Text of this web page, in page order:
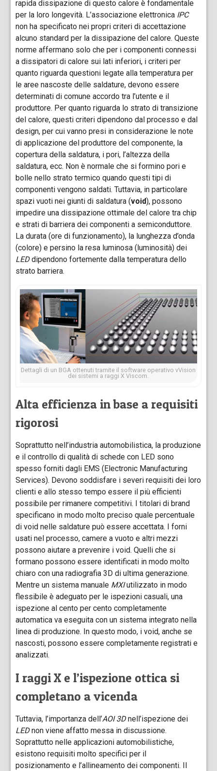
rapida dissipazione di questo calore è fondamentale
per la loro longevità. L’associazione elettronica IPC
non ha specificato nei propri criteri di accettazione
alcuno standard per la dissipazione del calore. Queste
norme affermano solo che per i componenti connessi
a dissipatori di calore sui lati inferiori, i criteri per
quanto riguarda questioni legate alla temperatura per
le aree nascoste delle saldature, devono essere
determinati di comune accordo tra l’utente e il
produttore. Per quanto riguarda lo strato di transizione
del calore, questi criteri dipendono dal processo e dal
design, per cui vanno presi in considerazione le note
di applicazione del produttore del componente, la
copertura della saldatura, i pori, l’altezza della
saldatura, ecc. Non è normale che si formino pori e
bolle nello strato termico quando questi tipi di
componenti vengono saldati. Tuttavia, in particolare
spazi vuoti nei giunti di saldatura (void), possono
impedire una dissipazione ottimale del calore tra chip
e strati di barriera dei componenti a semiconduttore.
La durata (ore di funzionamento), la lunghezza d’onda
(colore) e persino la resa luminosa (luminosità) dei
LEDdipendono fortemente dalla temperatura dello
strato barriera.
Dettagli di un BGA ottenuti tramite il software operativo vVision
dei sistemi a raggi X Viscom.
Alta efficienza in base a requisiti
rigorosi
Soprattutto nell’industria automobilistica, la produzione
e il controllo di qualità di schede con LED sono
spesso forniti dagli EMS (Electronic Manufacturing
Services). Devono soddisfare i severi requisiti dei loro
clienti e allo stesso tempo essere il più efficienti
possibile per rimanere competitivi. I titolari di brand
specificano in modo molto preciso quale percentuale
di void nelle saldature può essere accettata. I forni
usati nel processo, camere a vuoto e altri mezzi
possono aiutare a prevenire i void. Quelli che si
formano possono essere identificati in modo molto
chiaro con una radiografia 3D di ultima generazione.
Mentre un sistema manuale MXIutilizzato in modo
flessibile è adeguato per le ispezioni casuali, una
ispezione al cento per cento completamente
automatica va eseguita con un sistema integrato nella
linea di produzione. In questo modo, i void, anche se
nascosti, possono essere completamente registrati e
analizzati.
I raggi X e l’ispezione ottica si
completano a vicenda
Tuttavia, l’importanza dell’AOI 3Dnell’ispezione dei
LEDnon viene affatto messa in discussione.
Soprattutto nelle applicazioni automobilistiche,
esistono requisiti molto specifici per il
posizionamento e l’allineamento dei componenti. Il